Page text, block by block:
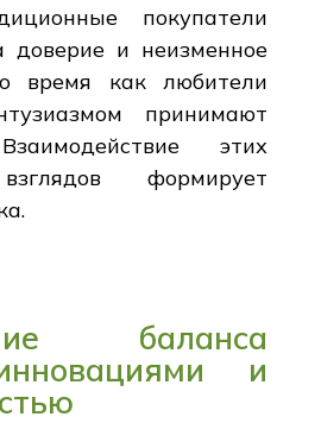
покупатели
доверие и неизменное
время как любители
принимают
этих
формирует
баланса
и